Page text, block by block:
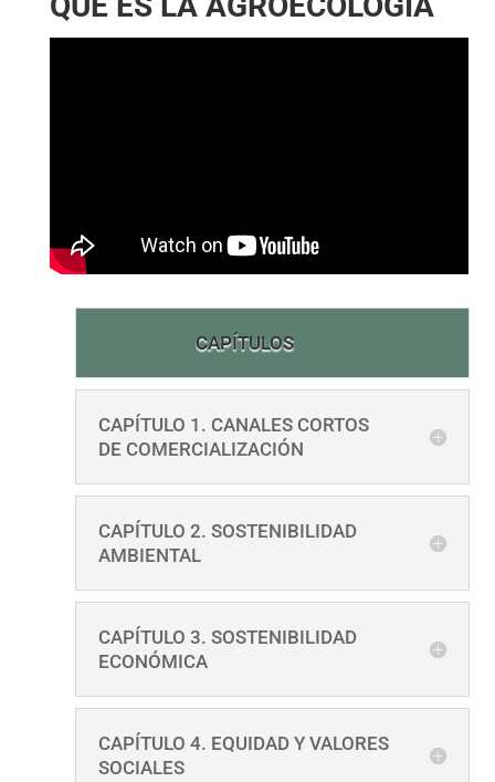
CAPÍTULOS
CAPÍTULO 1. CANALES CORTOS
DE COMERCIALIZACIÓN
CAPÍTULO 2. SOSTENIBILIDAD
AMBIENTAL
CAPÍTULO 3. SOSTENIBILIDAD
ECONÓMICA
CAPÍTULO 4. EQUIDAD Y VALORES
SOCIALES